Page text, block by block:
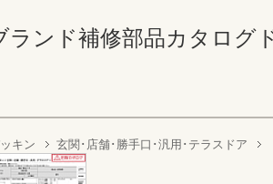
ランド補修部品カタログ
キン 玄関･店舗･勝手口･汎用･テラスドア